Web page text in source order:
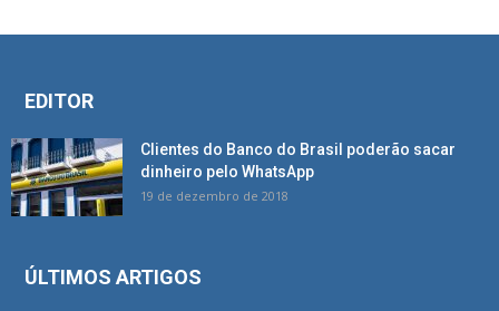
EDITOR
Clientes do Banco do Brasil poderão sacar
dinheiro pelo WhatsApp
19 de dezembro de 2018
ÚLTIMOS ARTIGOS